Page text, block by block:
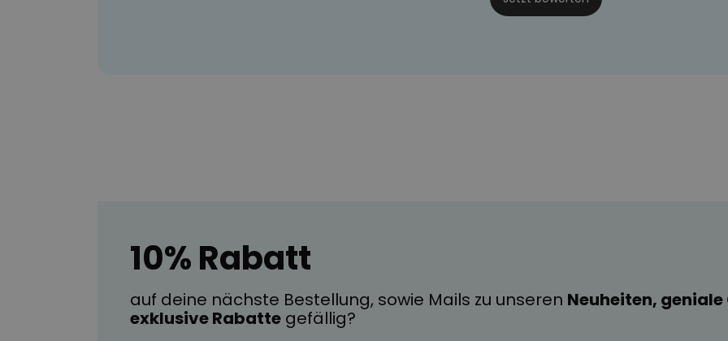
10% Rabatt
auf deine nächste Bestellung, sowie Mails zu unseren Neuheiten,
exklusive Rabatte gefällig?